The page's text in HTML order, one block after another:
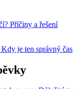
Příčiny a řešení
je ten správný čas